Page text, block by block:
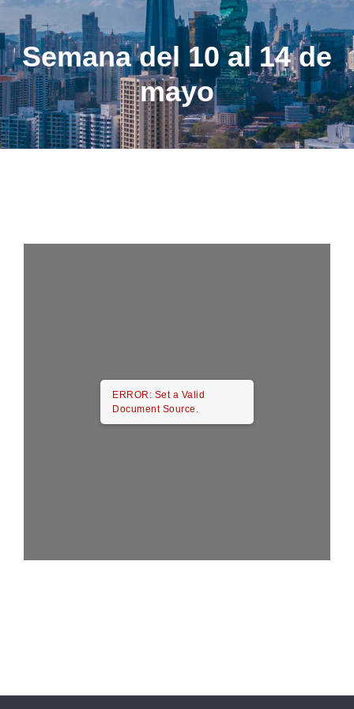
Semana del 10 al 14 de
mayo
ERROR: Set a Valid
Document Source.